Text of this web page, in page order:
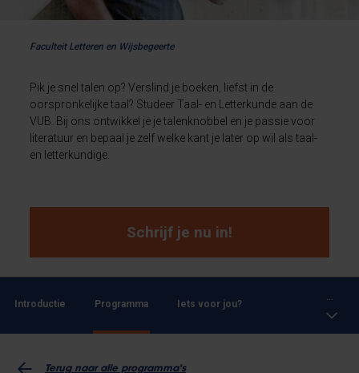
Faculteit Letteren en Wijsbegeerte
Pik je snel talen op? Verslind je boeken, liefst in de
oorspronkelijke taal? Studeer Taal- en Letterkunde aan de
VUB. Bij ons ontwikkel je je talenknobbel en je passie voor
literatuur en bepaal je zelf welke kant je later op wil als taal-
en letterkundige.
Schrijf je nu in!
Introductie Programma Iets voor jou?
Terug naar alle programma's